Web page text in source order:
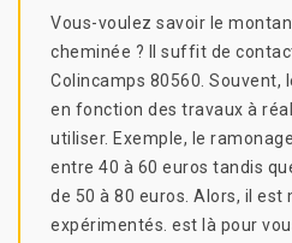
Vous-voulez savoir le
cheminée ? Il suffit de
Colincamps 80560. Souvent,
en fonction des travaux à
utiliser. Exemple, le
entre 40 à 60 euros tandis
de 50 à 80 euros. Alors, il
expérimentés. est là pour